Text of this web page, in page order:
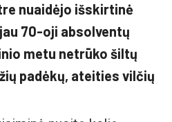
nuaidėjo išskirtinė
70-oji absolventų
metu netrūko šiltų
padėkų, ateities vilčių